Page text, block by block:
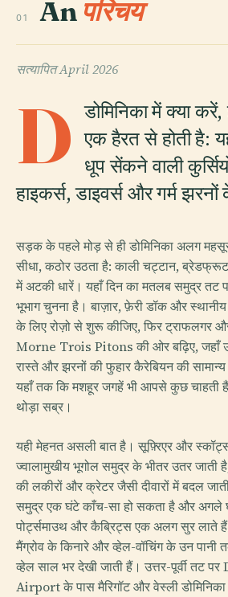
01 An परिचय
सत्यापितApril 2026
D डोमिनिका में क्या
एक हैरत से होती है:
धूप सेंकने वाली
हाइकर्स, डाइवर्स और गर्म
सड़क के पहले मोड़ से ही डोमिनिका अलग
सीधा, कठोर उठता है: काली चट्टान,
में अटकी धारें। यहाँ दिन का मतलब समुद्र तट
भूभाग चुनना है। बाज़ार, फ़ेरी डॉक और
के लिए रोज़ो से शुरू कीजिए, फिर ट्राफलगर
Morne Trois Pitons की ओर बढ़िए, जहाँ
रास्ते और झरनों की फुहार कैरेबियन की
यहाँ तक कि मशहूर जगहें भी आपसे कुछ चाहती
थोड़ा सब्र।
यही मेहनत असली बात है। सूफ़्रिएर और
ज्वालामुखीय भूगोल समुद्र के भीतर उतर जाती
की लकीरों और क्रेटर जैसी दीवारों में बदल
समुद्र एक घंटे काँच-सा हो सकता है और अगले
पोर्ट्समाउथ और कैब्रिट्स एक अलग सुर लाते
मैंग्रोव के किनारे और व्हेल-वॉचिंग के उन पानी
व्हेल साल भर देखी जाती हैं। उत्तर-पूर्वी तट
Airport के पास मैरिगॉट और वेस्ली